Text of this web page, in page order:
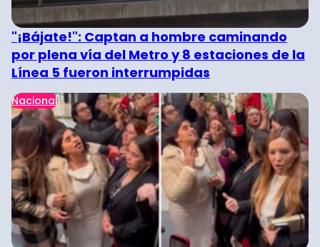
"¡Bájate!": Captan a hombre caminando
por plena vía del Metro y 8 estaciones de la
Línea 5 fueron interrumpidas
Nacional